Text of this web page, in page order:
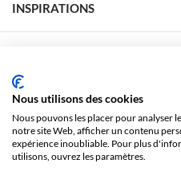
INSPIRATIONS
FacebookLinkedinYouTubePinterest
Nous utilisons des cookies
Nous pouvons les placer pour analyser
notre site Web, afficher un contenu
expérience inoubliable. Pour plus
utilisons, ouvrez les paramètres.